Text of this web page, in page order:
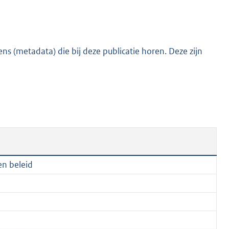
K
(metadata) die bij deze publicatie horen. Deze zijn
beleid